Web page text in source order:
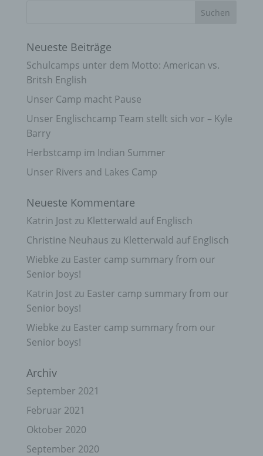
Neueste Beiträge
Schulcamps unter dem Motto: American vs.
Britsh English
Unser Camp macht Pause
Unser Englischcamp Team stellt sich vor – Kyle
Barry
Herbstcamp im Indian Summer
Unser Rivers and Lakes Camp
Neueste Kommentare
Katrin Jost zu Kletterwald auf Englisch
Christine Neuhaus zu Kletterwald auf Englisch
Wiebke zu Easter camp summary from our
Senior boys!
Katrin Jost zu Easter camp summary from our
Senior boys!
Wiebke zu Easter camp summary from our
Senior boys!
Archiv
September 2021
Februar 2021
Oktober 2020
September 2020